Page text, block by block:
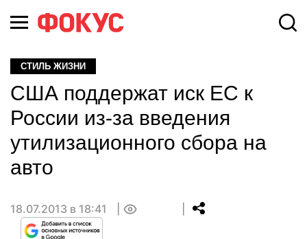
СТИЛЬ ЖИЗНИ
США поддержат иск ЕС к
России из-за введения
утилизационного сбора на
авто
18.07.2013 в 18:41